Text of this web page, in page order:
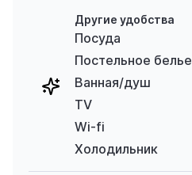
Другие удобства
Посуда
Постельное белье
Ванная/душ
TV
Wi-fi
Холодильник